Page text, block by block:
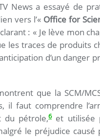
News a essayé de
vers l’« Office for
: « Je lève mon
les traces de produits
d’un
que la SCM/
il faut comprendre
pétrole,6et utilisée
le préjudice causé